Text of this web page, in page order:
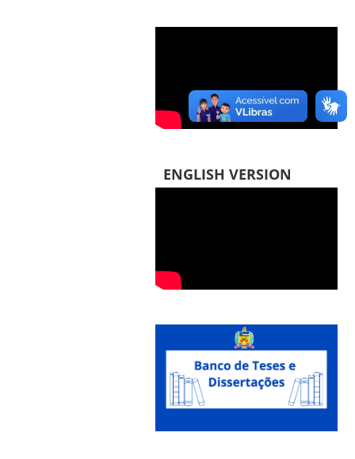
ENGLISH VERSION